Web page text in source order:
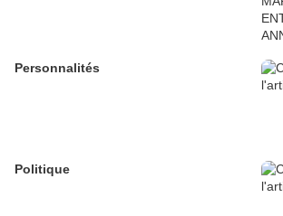
Personnalités
Politique